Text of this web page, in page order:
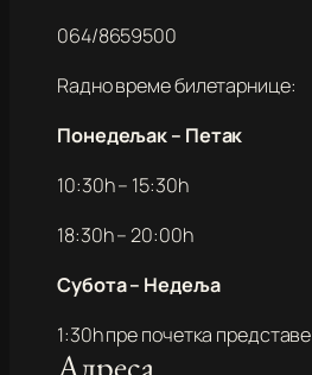
064/8659500
Rадно време билетарнице:
Понедељак – Петак
10:30h – 15:30h
18:30h – 20:00h
Субота – Недеља
1:30h пре почетка представе
Адреса